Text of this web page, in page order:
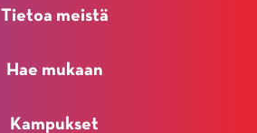
Tietoa meistä
Hae mukaan
Kampukset